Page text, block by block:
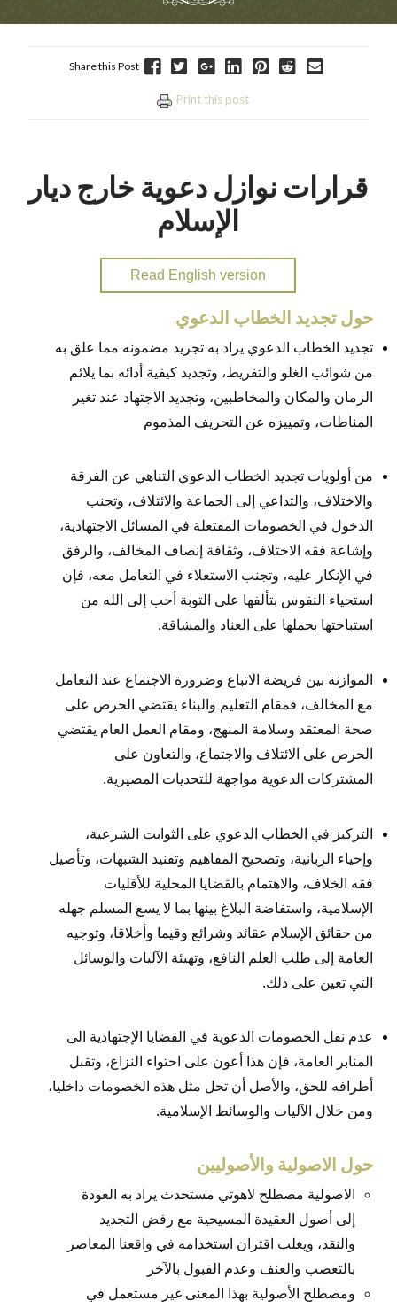
Share this Post
Print this post
قرارات نوازل دعوية خارج ديار
الإسلام
Read English version
حول تجديد الخطاب الدعوي
تجديد الخطاب الدعوي يراد به تجريد مضمونه مما علق به
من شوائب الغلو والتفريط، وتجديد كيفية أدائه بما يلائم
الزمان والمكان والمخاطبين، وتجديد الاجتهاد عند تغير
المناطات، وتمييزه عن التحريف المذموم
من أولويات تجديد الخطاب الدعوي التناهي عن الفرقة
والاختلاف، والتداعي إلى الجماعة والائتلاف، وتجنب
الدخول في الخصومات المفتعلة في المسائل الاجتهادية،
وإشاعة فقه الاختلاف، وثقافة إنصاف المخالف، والرفق
في الإنكار عليه، وتجنب الاستعلاء في التعامل معه، فإن
استحياء النفوس بتألفها على التوبة أحب إلى الله من
استباحتها بحملها على العناد والمشاقة.
الموازنة بين فريضة الاتباع وضرورة الاجتماع عند التعامل
مع المخالف، فمقام التعليم والبناء يقتضي الحرص على
صحة المعتقد وسلامة المنهج، ومقام العمل العام يقتضي
الحرص على الائتلاف والاجتماع، والتعاون على
المشتركات الدعوية مواجهة للتحديات المصيرية.
التركيز في الخطاب الدعوي على الثوابت الشرعية،
وإحياء الربانية، وتصحيح المفاهيم وتفنيد الشبهات، وتأصيل
فقه الخلاف، والاهتمام بالقضايا المحلية للأقليات
الإسلامية، واستفاضة البلاغ بينها بما لا يسع المسلم جهله
من حقائق الإسلام عقائد وشرائع وقيما وأخلاقا، وتوجيه
العامة إلى طلب العلم النافع، وتهيئة الآليات والوسائل
التي تعين على ذلك.
عدم نقل الخصومات الدعوية في القضايا الإجتهادية الى
المنابر العامة، فإن هذا أعون على احتواء النزاع، وتقبل
أطرافه للحق، والأصل أن تحل مثل هذه الخصومات داخليا،
ومن خلال الآليات والوسائط الإسلامية.
حول الاصولية والأصوليين
الاصولية مصطلح لاهوتي مستحدث يراد به العودة
إلى أصول العقيدة المسيحية مع رفض التجديد
والنقد، ويغلب اقتران استخدامه في واقعنا المعاصر
بالتعصب والعنف وعدم القبول بالآخر
ومصطلح الأصولية بهذا المعنى غير مستعمل في